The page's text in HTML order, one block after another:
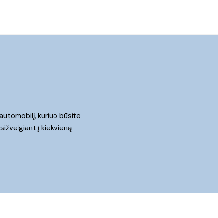
į, kuriuo būsite
į kiekvieną